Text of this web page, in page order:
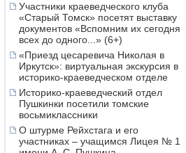
Участники краеведческого клуба
«Старый Томск» посетят выставку
документов «Вспомним их сегодня
всех до одного...» (6+)
«Приезд цесаревича Николая в
Иркутск»: виртуальная экскурсия в
историко-краеведческом отделе
Историко-краеведческий отдел
Пушкинки посетили томские
восьмиклассники
О штурме Рейхстага и его
участниках – учащимся Лицея № 1